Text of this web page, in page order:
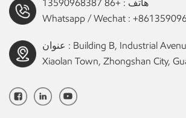
هاتف :+86 13590968387
Whatsapp / Wechat :
عنوان : Building B, Industrial Avenue Middle No. 1 ,
Xiaolan Town, Zhongshan City,